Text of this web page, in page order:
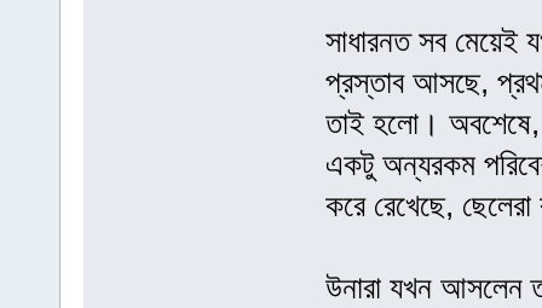
সাধারনত সব মেয়েই
প্রস্তাব আসছে,
তাই হলো। অবশেষে,
একটু অন্যরকম
করে রেখেছে,
উনারা যখন আসলেন